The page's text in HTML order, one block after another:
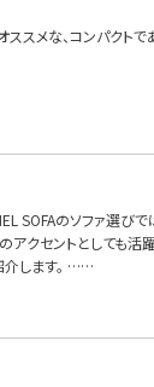
スメな、コンパクトで
SOFAのソファ選び
クセントとしても活
介します。 ……